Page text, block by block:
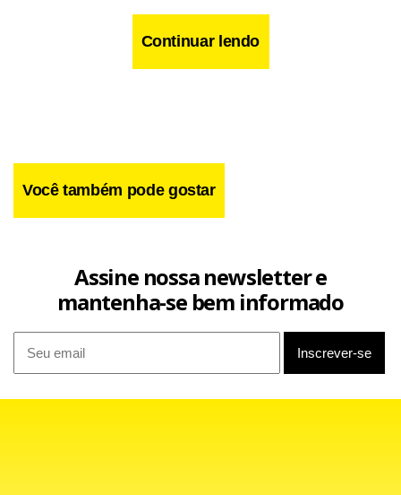
Continuar lendo
Você também pode gostar
Assine nossa newsletter e
mantenha-se bem informado